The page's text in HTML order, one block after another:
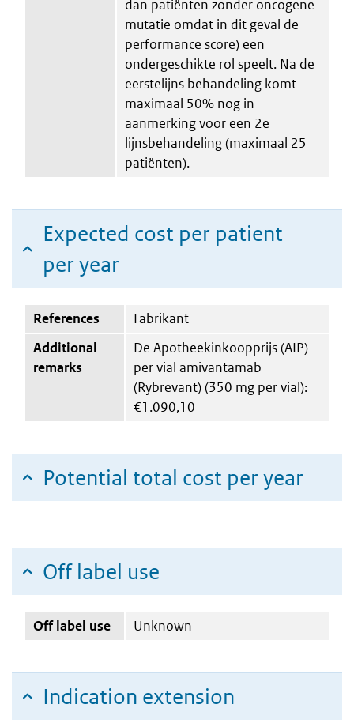
dan patiënten zonder oncogene
mutatie omdat in dit geval de
performance score) een
ondergeschikte rol speelt. Na de
eerstelijns behandeling komt
maximaal 50% nog in
aanmerking voor een 2e
lijnsbehandeling (maximaal 25
patiënten).
Expected cost per patient
per year
References
Fabrikant
Additional
remarks
De Apotheekinkoopprijs (AIP)
per vial amivantamab
(Rybrevant) (350 mg per vial):
€1.090,10
Potential total cost per year
Off label use
Off label use Unknown
Indication extension